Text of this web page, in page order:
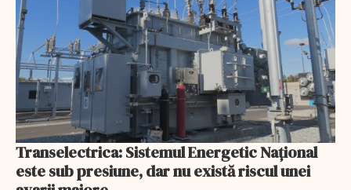
Transelectrica: Sistemul Energetic Național
este sub presiune, dar nu există riscul unei